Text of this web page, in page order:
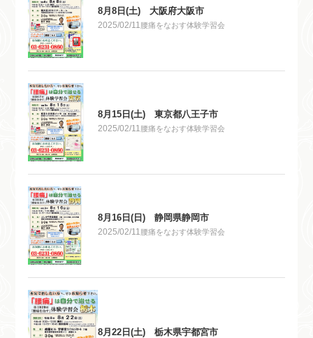
8月8日(土) 大阪府大阪市
2025/02/11 腰痛をなおす体験学習会
8月15日(土) 東京都八王子市
2025/02/11 腰痛をなおす体験学習会
8月16日(日) 静岡県静岡市
2025/02/11 腰痛をなおす体験学習会
8月22日(土) 栃木県宇都宮市